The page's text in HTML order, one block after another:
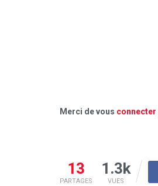
Merci de vous connecter
13
PARTAGES
1.3k
VUES